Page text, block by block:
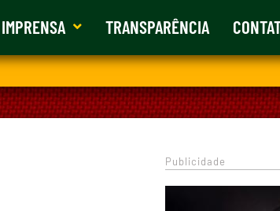
IMPRENSA TRANSPARÊNCIA
Publicidade